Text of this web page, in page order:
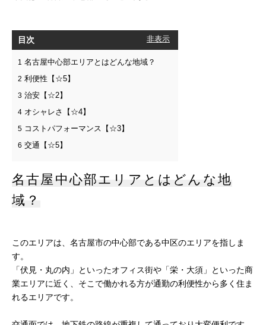
目次 非表示
1 名古屋中心部エリアとはどんな地域？
2 利便性【☆5】
3 治安【☆2】
4 オシャレさ【☆4】
5 コストパフォーマンス【☆3】
6 交通【☆5】
名古屋中心部エリアとはどんな地
域？
このエリアは、名古屋市の中心部である中区のエリアを指しま
す。
「伏見・丸の内」といったオフィス街や「栄・大須」といった商
業エリアに近く、そこで働かれる方が通勤の利便性から多く住ま
れるエリアです。